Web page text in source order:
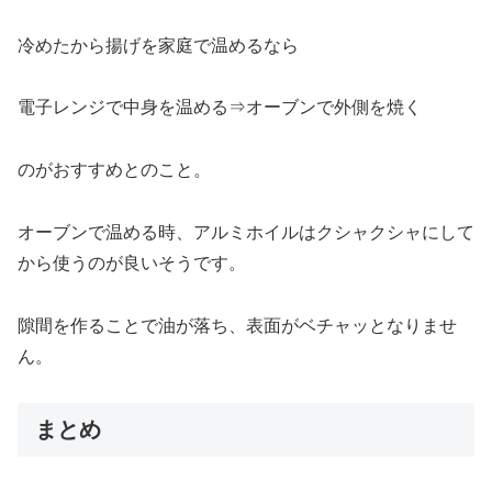
冷めたから揚げを家庭で温めるなら
電子レンジで中身を温める⇒オーブンで外側を焼く
のがおすすめとのこと。
オーブンで温める時、アルミホイルはクシャクシャにして
から使うのが良いそうです。
隙間を作ることで油が落ち、表面がベチャッとなりませ
ん。
まとめ